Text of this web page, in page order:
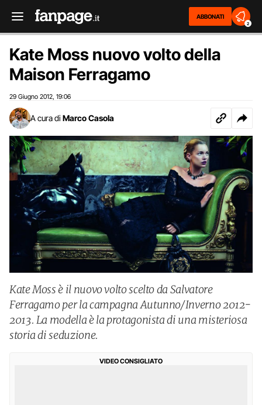
ABBONATI
2
Kate Moss nuovo volto della
Maison Ferragamo
29 Giugno 2012 19:06
A cura di Marco Casola
Kate Moss è il nuovo volto scelto da Salvatore
Ferragamo per la campagna Autunno/Inverno 2012-
2013. La modella è la protagonista di una misteriosa
storia di seduzione.
VIDEO CONSIGLIATO